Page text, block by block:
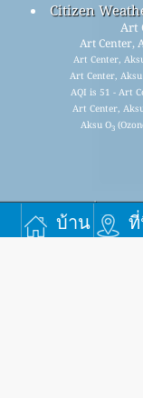
บ้าน
Citizen
Art
Art Center,
Art Center,
Art Center,
AQI is 51 - Art
Art Center,
Aksu O3
ลงทะเบียนเพื่อรับร